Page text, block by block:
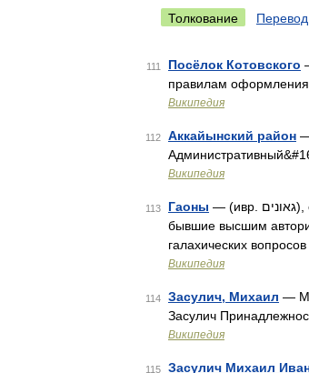
Толкование Перевод
111 Посёлок Котовского
правилам оформления
Википедия
112 Аккайынский район
Википедия
113 Гаоны — (ивр. גאונים‎), единственное число гаон (ивр. גאון‎). Духовные лидеры еврейского народа,
бывшие высшим
галахических
Википедия
114 Засулич, Михаил —
Засулич
Википедия
115 Засулич Михаил